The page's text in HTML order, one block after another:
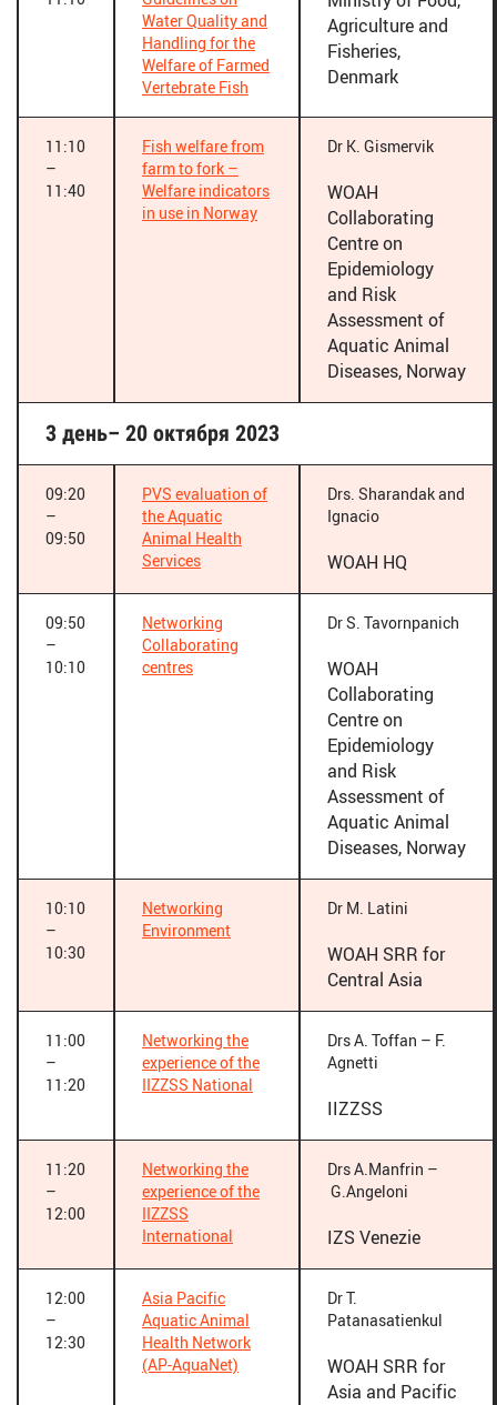
Water Quality and
Handling for the
Welfare of Farmed
Vertebrate Fish
Agriculture and
Fisheries,
Denmark
11:10
–
11:40
Fish welfare from
farm to fork –
Welfare indicators
in use in Norway
Dr K. Gismervik
WOAH
Collaborating
Centre on
Epidemiology
and Risk
Assessment of
Aquatic Animal
Diseases, Norway
3 день– 20 октября 2023
09:20
–
09:50
PVS evaluation of
the Aquatic
Animal Health
Services
Drs. Sharandak and
Ignacio
WOAH HQ
09:50
–
10:10
Networking
Collaborating
centres
Dr S. Tavornpanich
WOAH
Collaborating
Centre on
Epidemiology
and Risk
Assessment of
Aquatic Animal
Diseases, Norway
10:10
–
10:30
Networking
Environment
Dr M. Latini
WOAH SRR for
Central Asia
11:00
–
11:20
Networking the
experience of the
IIZZSS National
Drs A. Toffan – F.
Agnetti
IIZZSS
11:20
–
12:00
Networking the
experience of the
IIZZSS
International
Drs A.Manfrin –
G.Angeloni
IZS Venezie
12:00
–
12:30
Asia Pacific
Aquatic Animal
Health Network
(AP-AquaNet)
Dr T.
Patanasatienkul
WOAH SRR for
Asia and Pacific